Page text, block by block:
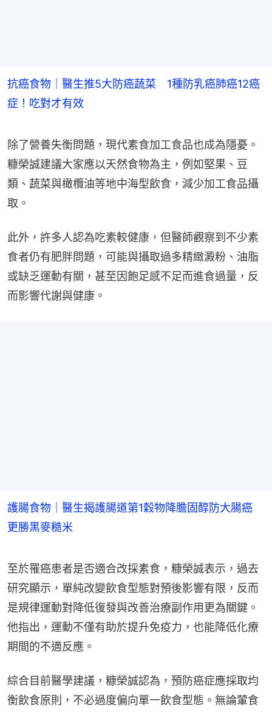
抗癌食物｜醫生推5大防癌蔬菜 1種防乳癌肺癌12癌
症！吃對才有效
除了營養失衡問題，現代素食加工食品也成為隱憂。
糠榮誠建議大家應以天然食物為主，例如堅果、豆
類、蔬菜與橄欖油等地中海型飲食，減少加工食品攝
取。
此外，許多人認為吃素較健康，但醫師觀察到不少素
食者仍有肥胖問題，可能與攝取過多精緻澱粉、油脂
或缺乏運動有關，甚至因飽足感不足而進食過量，反
而影響代謝與健康。
護腸食物｜醫生揭護腸道第1穀物降膽固醇防大腸癌
更勝黑麥糙米
至於罹癌患者是否適合改採素食，糠榮誠表示，過去
研究顯示，單純改變飲食型態對預後影響有限，反而
是規律運動對降低復發與改善治療副作用更為關鍵。
他指出，運動不僅有助於提升免疫力，也能降低化療
期間的不適反應。
綜合目前醫學建議，糠榮誠認為，預防癌症應採取均
衡飲食原則，不必過度偏向單一飲食型態。無論葷食